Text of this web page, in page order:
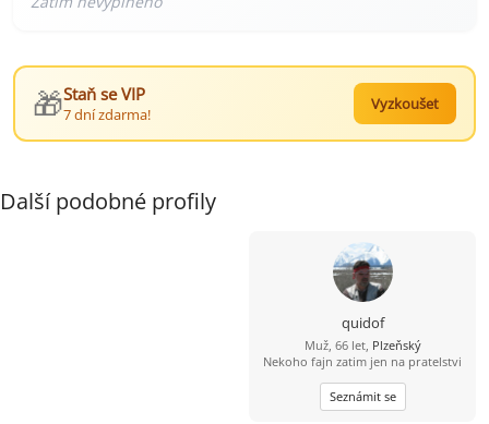
🎁Staň se VIP
7 dní zdarma!
Vyzkoušet
Další podobné profily
quidof
Muž, 66 let, Plzeňský
Nekoho fajn zatim jen na pratelstvi
Seznámit se